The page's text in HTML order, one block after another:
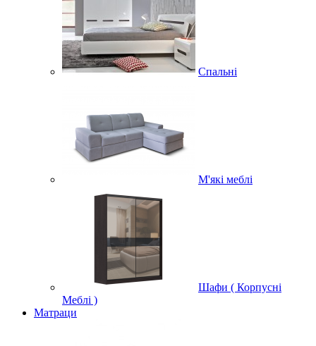
Спальні
М'які меблі
Шафи ( Корпусні
Меблі )
Матраци